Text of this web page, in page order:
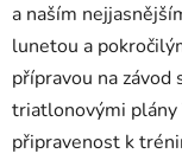
a naším
lunetou a
přípravou na závod
triatlonovými plány
připravenost k